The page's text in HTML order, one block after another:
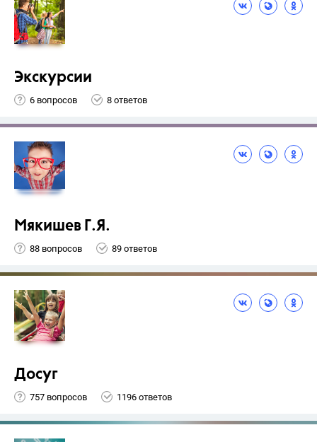
Экскурсии
6 вопросов 8 ответов
Мякишев Г.Я.
88 вопросов 89 ответов
Досуг
757 вопросов 1196 ответов